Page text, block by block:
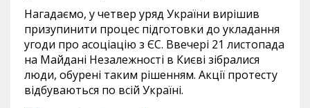
Нагадаємо, у четвер уряд України вирішив
призупинити процес підготовки до укладання
угоди про асоціацію з ЄС. Ввечері 21 листопада
на Майдані Незалежності в Києві зібралися
люди, обурені таким рішенням. Акції протесту
відбуваються по всій Україні.